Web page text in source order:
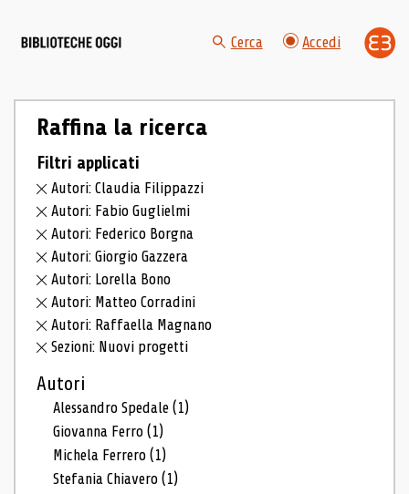
Cerca Accedi
Raffina la ricerca
Filtri applicati
Autori: Claudia Filippazzi
Autori: Fabio Guglielmi
Autori: Federico Borgna
Autori: Giorgio Gazzera
Autori: Lorella Bono
Autori: Matteo Corradini
Autori: Raffaella Magnano
Sezioni: Nuovi progetti
Autori
Alessandro Spedale(1)
Giovanna Ferro(1)
Michela Ferrero(1)
Stefania Chiavero(1)